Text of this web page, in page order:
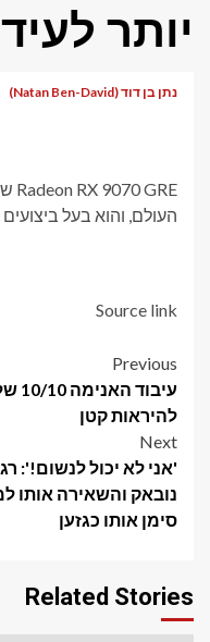
יותר
נתן בן דוד (Natan Ben-David)
העולם, והוא בעל ביצועים
Source link
Post
navigation
Previous
להיראות קטן
Next
'אני לא יכול לנשום!':
נובאק והשאירה אותו
סימן אותו כגזען
Related Stories